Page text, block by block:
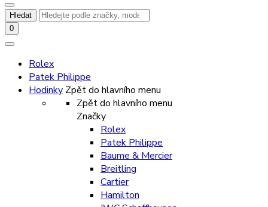
Hledat
0
Rolex
Patek Philippe
Hodinky Zpět do hlavního menu
Zpět do hlavního menu
Značky
Rolex
Patek Philippe
Baume & Mercier
Breitling
Cartier
Hamilton